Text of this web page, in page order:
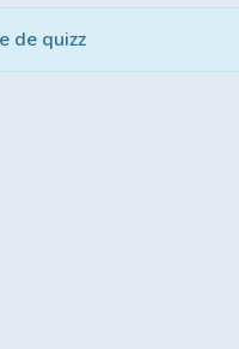
de quizz